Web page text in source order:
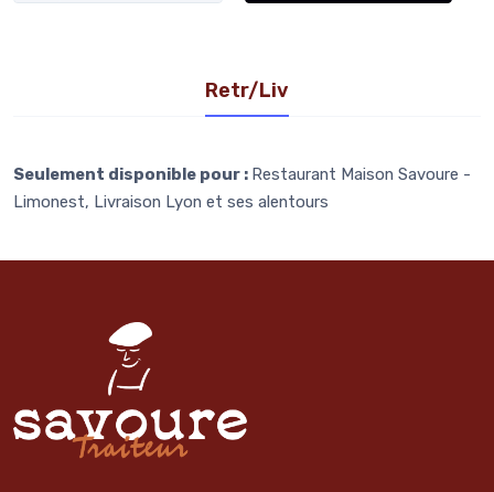
Retr/Liv
Seulement disponible pour : Restaurant Maison Savoure -
Limonest, Livraison Lyon et ses alentours